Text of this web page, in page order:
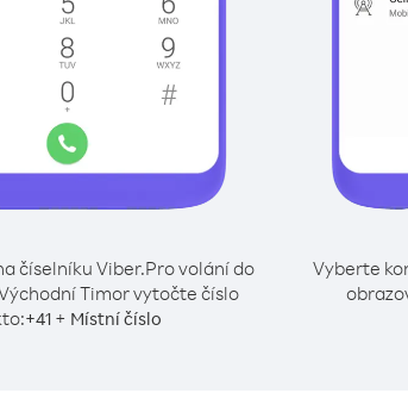
číselníku Viber.Pro volání do
Timor vytočte číslo
+41+ Místní číslo
Vyberte